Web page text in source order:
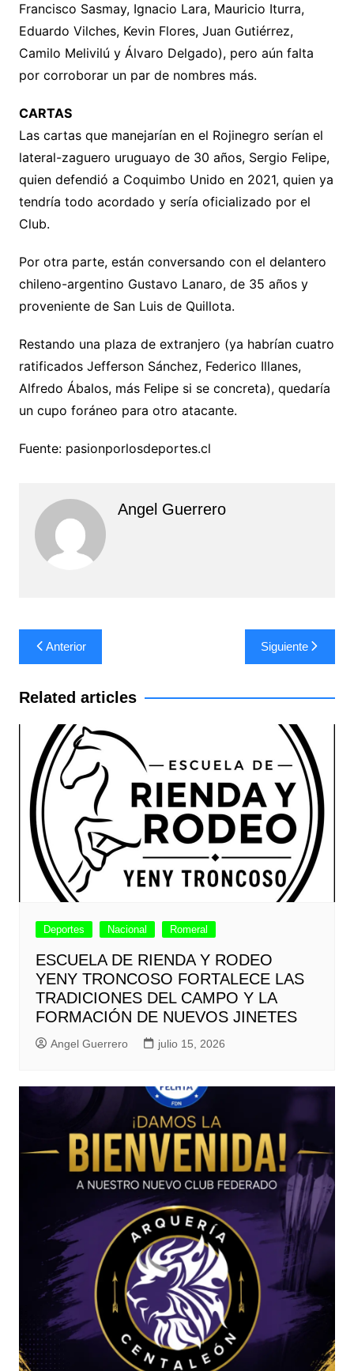
Francisco Sasmay, Ignacio Lara, Mauricio Iturra,
Eduardo Vilches, Kevin Flores, Juan Gutiérrez,
Camilo Melivilú y Álvaro Delgado), pero aún falta
por corroborar un par de nombres más.
CARTAS
Las cartas que manejarían en el Rojinegro serían el
lateral-zaguero uruguayo de 30 años, Sergio Felipe,
quien defendió a Coquimbo Unido en 2021, quien ya
tendría todo acordado y sería oficializado por el
Club.
Por otra parte, están conversando con el delantero
chileno-argentino Gustavo Lanaro, de 35 años y
proveniente de San Luis de Quillota.
Restando una plaza de extranjero (ya habrían cuatro
ratificados Jefferson Sánchez, Federico Illanes,
Alfredo Ábalos, más Felipe si se concreta), quedaría
un cupo foráneo para otro atacante.
Fuente: pasionporlosdeportes.cl
Angel Guerrero
Navegación
de
entradas
Anterior Siguiente
Related articles
Deportes Nacional Romeral
ESCUELA DE RIENDA Y RODEO
YENY TRONCOSO FORTALECE LAS
TRADICIONES DEL CAMPO Y LA
FORMACIÓN DE NUEVOS JINETES
Angel Guerrero julio 15, 2026